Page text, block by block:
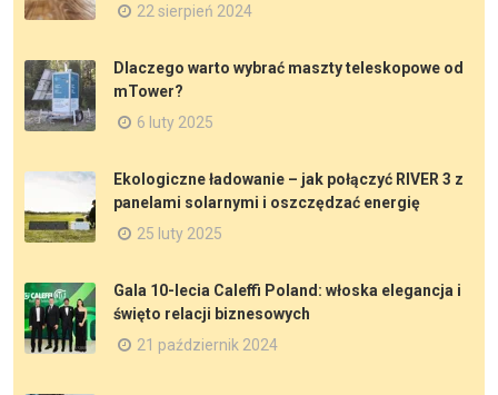
22 sierpień 2024
Dlaczego warto wybrać maszty teleskopowe od
mTower?
6 luty 2025
Ekologiczne ładowanie – jak połączyć RIVER 3 z
panelami solarnymi i oszczędzać energię
25 luty 2025
Gala 10-lecia Caleffi Poland: włoska elegancja i
święto relacji biznesowych
21 październik 2024